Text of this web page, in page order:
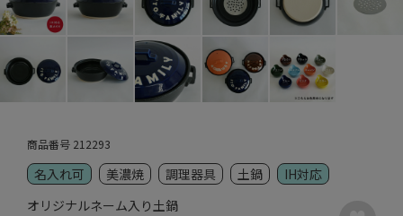
商品番号 212293
名入れ可 美濃焼 調理器具 土鍋
IH対応
オリジナルネーム入り土鍋